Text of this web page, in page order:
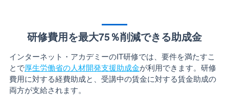
研修費用を最大75％削減できる助成金
インターネット・アカデミーのIT研修では、要件を満たすこ
とで厚生労働省の人材開発支援助成金が利用できます。研修
費用に対する経費助成と、受講中の賃金に対する賃金助成の
両方が支給されます。